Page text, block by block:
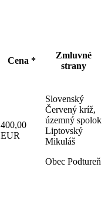
Cena *
Zmluvné
strany
400,00
EUR
Slovenský
Červený kríž,
územný spolok
Liptovský
Mikuláš
Obec Podtureň